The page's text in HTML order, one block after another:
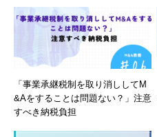
「事業承継税制を取り消ししてM
&Aをすることは問題ない？」注意
すべき納税負担